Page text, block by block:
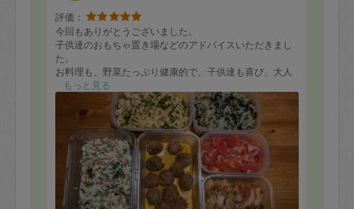
評価：
今回もありがとうございました。
子供達のおもちゃ置き場などのアドバイスいただきまし
た。
お料理も、野菜たっぷり健康的で、子供達も喜び、大人
も非常に助かりました。
美味しくいただいたお料理、頑張って真似て作ってみま
パクチー入り白和え、絶品でした!!!
またご縁がありましたらよろしくお願いいたします。あ
りがとうございました。
もっと見る